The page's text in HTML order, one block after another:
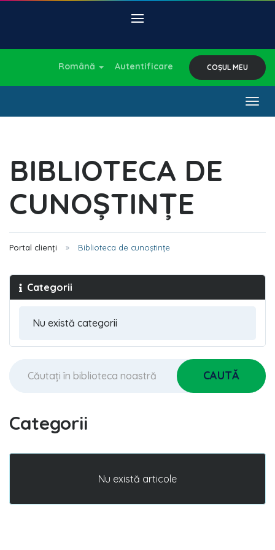
Română Autentificare COȘUL MEU
BIBLIOTECA DE
CUNOȘTINȚE
Portal clienți Biblioteca de cunoștințe
Categorii
Categorii
Nu există articole